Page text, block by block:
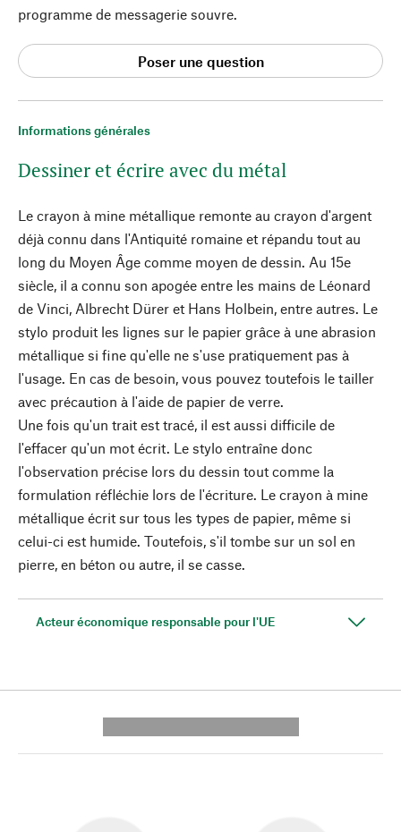
Informations générales
Dessiner et écrire avec du métal
Le crayon à mine métallique remonte au crayon d'argent
déjà connu dans l'Antiquité romaine et répandu tout au
long du Moyen Âge comme moyen de dessin. Au 15e
siècle, il a connu son apogée entre les mains de Léonard
de Vinci, Albrecht Dürer et Hans Holbein, entre autres. Le
stylo produit les lignes sur le papier grâce à une abrasion
métallique si fine qu'elle ne s'use pratiquement pas à
l'usage. En cas de besoin, vous pouvez toutefois le tailler
avec précaution à l'aide de papier de verre.
Une fois qu'un trait est tracé, il est aussi difficile de
l'effacer qu'un mot écrit. Le stylo entraîne donc
l'observation précise lors du dessin tout comme la
formulation réfléchie lors de l'écriture. Le crayon à mine
métallique écrit sur tous les types de papier, même si
celui-ci est humide. Toutefois, s'il tombe sur un sol en
pierre, en béton ou autre, il se casse.
Acteur économique responsable pour l'UE
programme de messagerie souvre.
Poser une question